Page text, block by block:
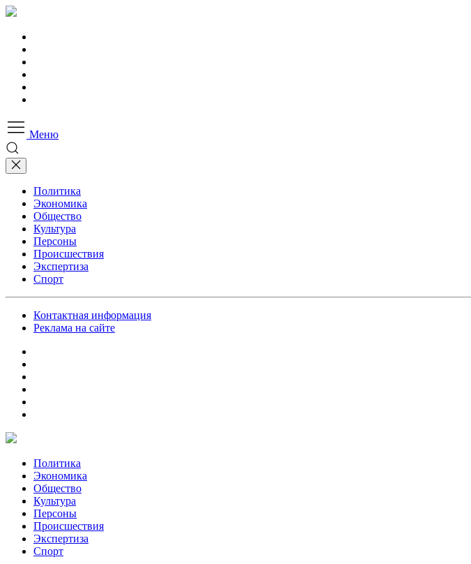
Меню
Политика
Экономика
Общество
Культура
Персоны
Происшествия
Экспертиза
Спорт
Контактная информация
Реклама на сайте
Политика
Экономика
Общество
Культура
Персоны
Происшествия
Экспертиза
Спорт